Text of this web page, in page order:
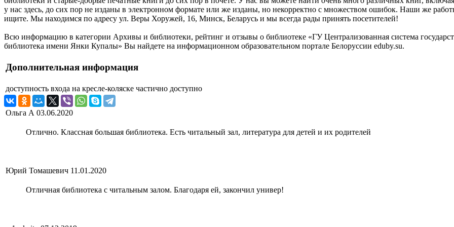
у нас здесь, до сих пор не изданы в электронном формате или же изданы, но некорректно с множеством ошибок. Наши же
ищите. Мы находимся по адресу ул. Веры Хоружей, 16, Минск, Беларусь и мы всегда рады принять посетителей!
Всю информацию в категории Архивы и библиотеки, рейтинг и отзывы о библиотеке «ГУ Централизованная система
библиотека имени Янки Купалы» Вы найдете на информационном образовательном портале Белоруссии eduby.su.
Дополнительная информация
доступность входа на кресле-коляске частично доступно
Ольга А 03.06.2020
Отлично. Классная большая библиотека. Есть читальный зал, литература для детей и их родителей
Юрий Томашевич 11.01.2020
Отличная библиотека с читальным залом. Благодаря ей, закончил универ!